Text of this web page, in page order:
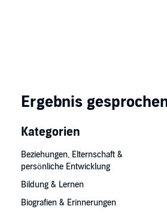
Ergebnis
Kategorien
Beziehungen, Elternschaft &
persönliche Entwicklung
Bildung & Lernen
Biografien & Erinnerungen